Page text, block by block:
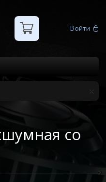
Войти
со